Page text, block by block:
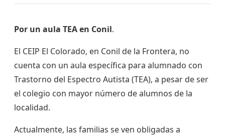
Por un aula TEA en Conil.
El CEIP El Colorado, en Conil de la Frontera, no
cuenta con un aula específica para alumnado con
Trastorno del Espectro Autista (TEA), a pesar de ser
el colegio con mayor número de alumnos de la
localidad.
Actualmente, las familias se ven obligadas a